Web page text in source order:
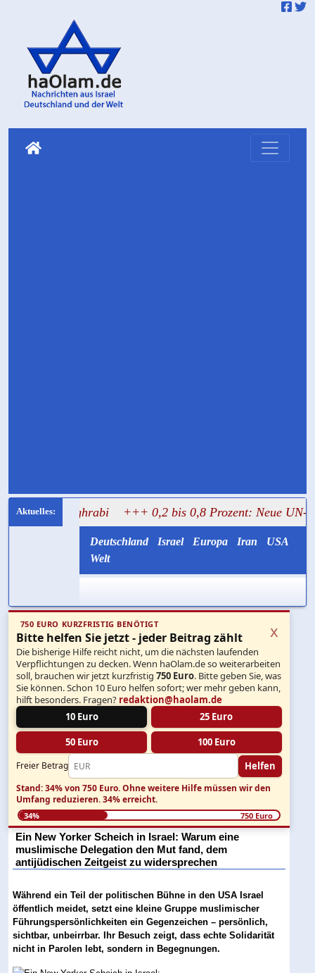
+++ 0,2 bis 0,8 Prozent: Neue UN-Daten
Deutschland Israel Europa Iran
USA
Welt
750 EURO KURZFRISTIG BENÖTIGT
Bitte helfen Sie jetzt - jeder Beitrag zählt
Die bisherige Hilfe reicht nicht, um die nächsten laufenden
Verpflichtungen zu decken. Wenn haOlam.de so weiterarbeiten
soll, brauchen wir jetzt kurzfristig750 Euro. Bitte geben Sie, was
Sie können. Schon 10 Euro helfen sofort; wer mehr geben kann,
hilft besonders. Fragen? redaktion@haolam.de
10 Euro
25 Euro
50 Euro 100 Euro
Freier Betrag Helfen
x
Stand: 34% von 750 Euro.Ohne weitere Hilfe müssen wir den
Umfang reduzieren.34% erreicht.
34% 750 Euro
Ein New Yorker Scheich in Israel: Warum eine
muslimische Delegation den Mut fand, dem
antijüdischen Zeitgeist zu widersprechen
Während ein Teil der politischen Bühne in den USA Israel
öffentlich meidet, setzt eine kleine Gruppe muslimischer
Führungspersönlichkeiten ein Gegenzeichen – persönlich,
sichtbar, unbeirrbar. Ihr Besuch zeigt, dass echte Solidarität
nicht in Parolen lebt, sondern in Begegnungen.